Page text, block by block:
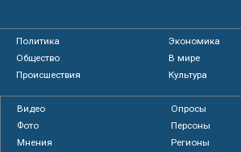
Политика
Экономика
Общество
В мире
Происшествия
Культура
Видео
Опросы
Фото
Персоны
Мнения
Регионы